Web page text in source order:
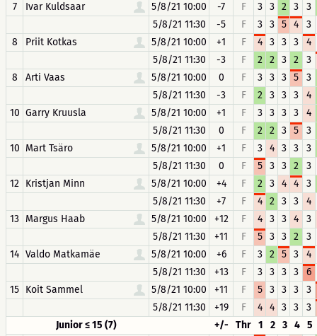
7
Ivar Kuldsaar 5/8/21 10:00 -7 F 3 3 2 3
3
5/8/21 11:30
-5 F 3 3 5 4
3
8
Priit Kotkas 5/8/21 10:00 +1 F 4 3 3 3
4
5/8/21 11:30
-3 F 2 2 3 2
3
8
Arti Vaas 5/8/21 10:00 0 F 3 3 3 5
3
5/8/21 11:30
-3 F 2 3 3 3
4
10 Garry Kruusla 5/8/21 10:00 +1 F 3 3 3 3
4
5/8/21 11:30
0 F 2 2 3 5
3
10 Mart Tsäro 5/8/21 10:00 +1 F 3 4 3 3
3
5/8/21 11:30
0 F 5 3 3 2
3
12 Kristjan Minn 5/8/21 10:00 +4 F 2 3 4 4
3
5/8/21 11:30
+7 F 4 2 3 3
4
13 Margus Haab 5/8/21 10:00 +12 F 4 3 3 4
3
5/8/21 11:30
+11 F 5 3 3 2
3
14 Valdo Matkamäe 5/8/21 10:00 +6 F 3 2 5 3
4
5/8/21 11:30
+13 F 3 3 3 3
6
15 Koit Sammel 5/8/21 10:00 +11 F 5 3 3 3
3
5/8/21 11:30
+19 F 4 4 3 3
3
Junior ≤ 15 (7)
+/- Thr 1 2 3 4 5